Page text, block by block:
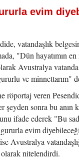
evim
vatandaşlık
"Dün hayatımın
Avustralya
ve minnettarım"
röportaj veren
şeyden sonra bu
ifade ederek "Bu
evim
Avustralya
nitelendirdi.